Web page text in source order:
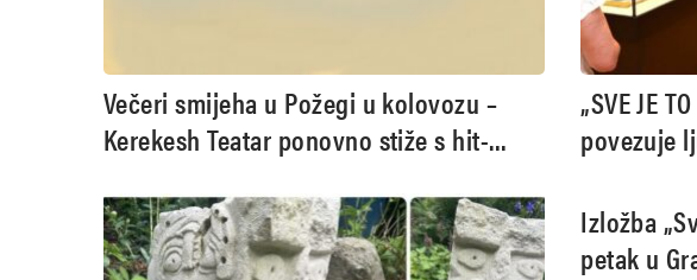
Večeri smijeha u Požegi u kolovozu –
Kerekesh Teatar ponovno stiže s hit-
„SVE JE
povezuje
Izložba
petak u